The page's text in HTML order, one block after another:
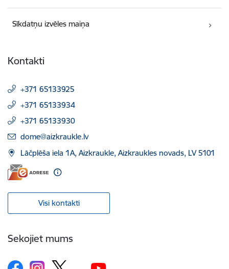
Sīkdatņu izvēles maiņa
Kontakti
+371 65133925
+371 65133934
+371 65133930
E-pasts:
dome@aizkraukle.lv
Lāčplēša iela 1A, Aizkraukle, Aizkraukles novads, LV 5101
Visi kontakti
Sekojiet mums